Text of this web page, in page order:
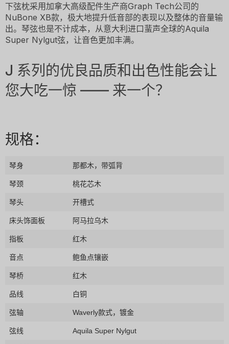
下弦枕采用加拿大高级配件生产商Graph Tech公司的
NuBone XB款，极大地提升低音部的表现以及整体的音量输
出。琴弦也是不计成本，从意大利进口蜚声全球的Aquila
Super Nylgut弦，让音色更加丰满。
J 系列的优良品质和出色性能会让
您大吃一惊 —— 来一个？
规格：
琴身 那都木，带弧背
琴颈 桃花芯木
琴头 开槽式
床头饰面板 阿马拉乌木
指板 红木
音点 鲍鱼点镶嵌
琴桥 红木
品线 白铜
弦轴 Waverly款式，镀金
弦线 Aquila Super Nylgut